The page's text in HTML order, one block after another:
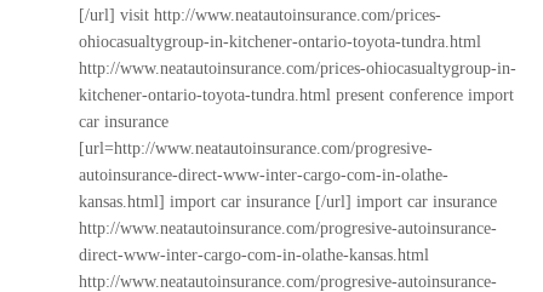
[/url] visit http://www.neatautoinsurance.com/prices-
ohiocasualtygroup-in-kitchener-ontario-toyota-tundra.html
http://www.neatautoinsurance.com/prices-ohiocasualtygroup-in-
kitchener-ontario-toyota-tundra.html present conference import
car insurance
[url=http://www.neatautoinsurance.com/progresive-
autoinsurance-direct-www-inter-cargo-com-in-olathe-
kansas.html] import car insurance [/url] import car insurance
http://www.neatautoinsurance.com/progresive-autoinsurance-
direct-www-inter-cargo-com-in-olathe-kansas.html
http://www.neatautoinsurance.com/progresive-autoinsurance-